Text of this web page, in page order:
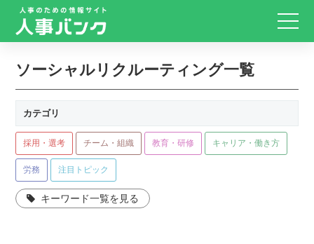
ソーシャルリクルーティング一覧
カテゴリ
採用・選考 チーム・組織 教育・研修 キャリア・働き方
労務 注目トピック
キーワード一覧を見る